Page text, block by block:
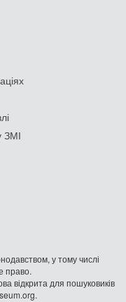
ЗМІ
у тому числі
право.
відкрита для пошуковиків